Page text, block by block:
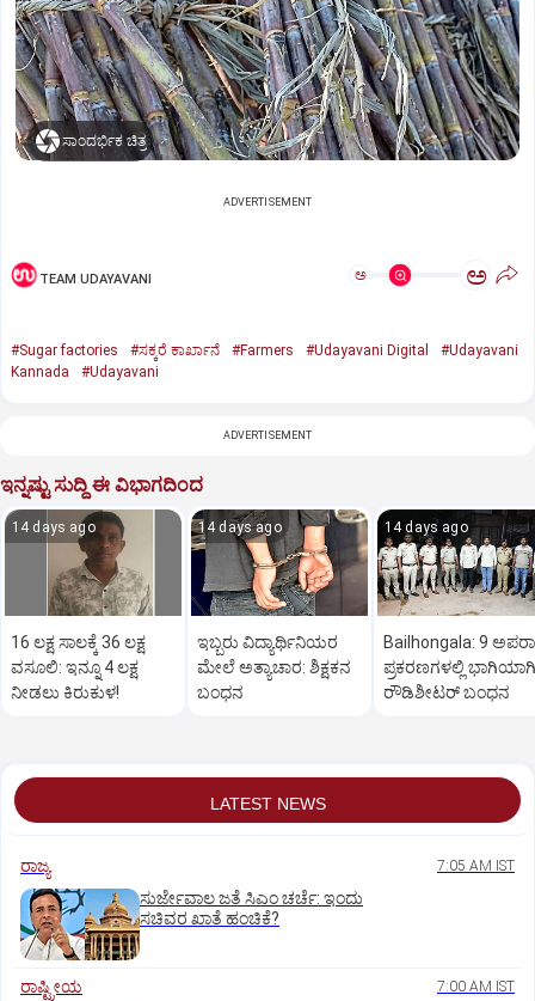
ಸಾಂದರ್ಭಿಕ ಚಿತ್ರ
ADVERTISEMENT
TEAM UDAYAVANI ಅ ಅ
#Sugar factories #ಸಕ್ಕರೆ ಕಾರ್ಖಾನೆ #Farmers #Udayavani Digital
#Udayavani
Kannada
#Udayavani
ADVERTISEMENT
ಇನ್ನಷ್ಟು ಸುದ್ದಿ ಈ ವಿಭಾಗದಿಂದ
14 days ago
16 ಲಕ್ಷ ಸಾಲಕ್ಕೆ 36 ಲಕ್ಷ
ವಸೂಲಿ: ಇನ್ನೂ 4 ಲಕ್ಷ
ನೀಡಲು ಕಿರುಕುಳ!
14 days ago
ಇಬ್ಬರು ವಿದ್ಯಾರ್ಥಿನಿಯರ
ಮೇಲೆ ಅತ್ಯಾಚಾರ: ಶಿಕ್ಷಕನ
ಬಂಧನ
14 days ago
Bailhongala: 9
ಪ್ರಕರಣಗಳಲ್ಲಿ
ರೌಡಿಶೀಟರ್ ಬಂಧನ
LATEST NEWS
ರಾಜ್ಯ 7:05 AM IST
ಸುರ್ಜೇವಾಲ ಜತೆ ಸಿಎಂ ಚರ್ಚೆ: ಇಂದು
ಸಚಿವರ ಖಾತೆ ಹಂಚಿಕೆ?
ರಾಷ್ಟ್ರೀಯ 7:00 AM IST